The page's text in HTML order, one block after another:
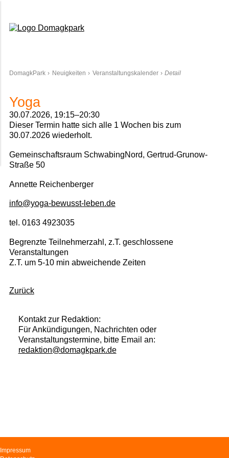
DomagkPark Neuigkeiten Veranstaltungskalender Detail
Yoga
30.07.2026, 19:15–20:30
Dieser Termin hatte sich alle 1 Wochen bis zum
30.07.2026 wiederholt.
Gemeinschaftsraum SchwabingNord, Gertrud-Grunow-
Straße 50
Annette Reichenberger
info@yoga-bewusst-leben.de
tel. 0163 4923035
Begrenzte Teilnehmerzahl, z.T. geschlossene
Veranstaltungen
Z.T. um 5-10 min abweichende Zeiten
Zurück
Kontakt zur Redaktion:
Für Ankündigungen, Nachrichten oder
Veranstaltungstermine, bitte Email an:
redaktion@domagkpark.de
Navigation
Impressum